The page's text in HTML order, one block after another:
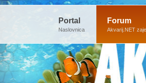
Portal
Naslovnica
Forum
Akvarij.NET